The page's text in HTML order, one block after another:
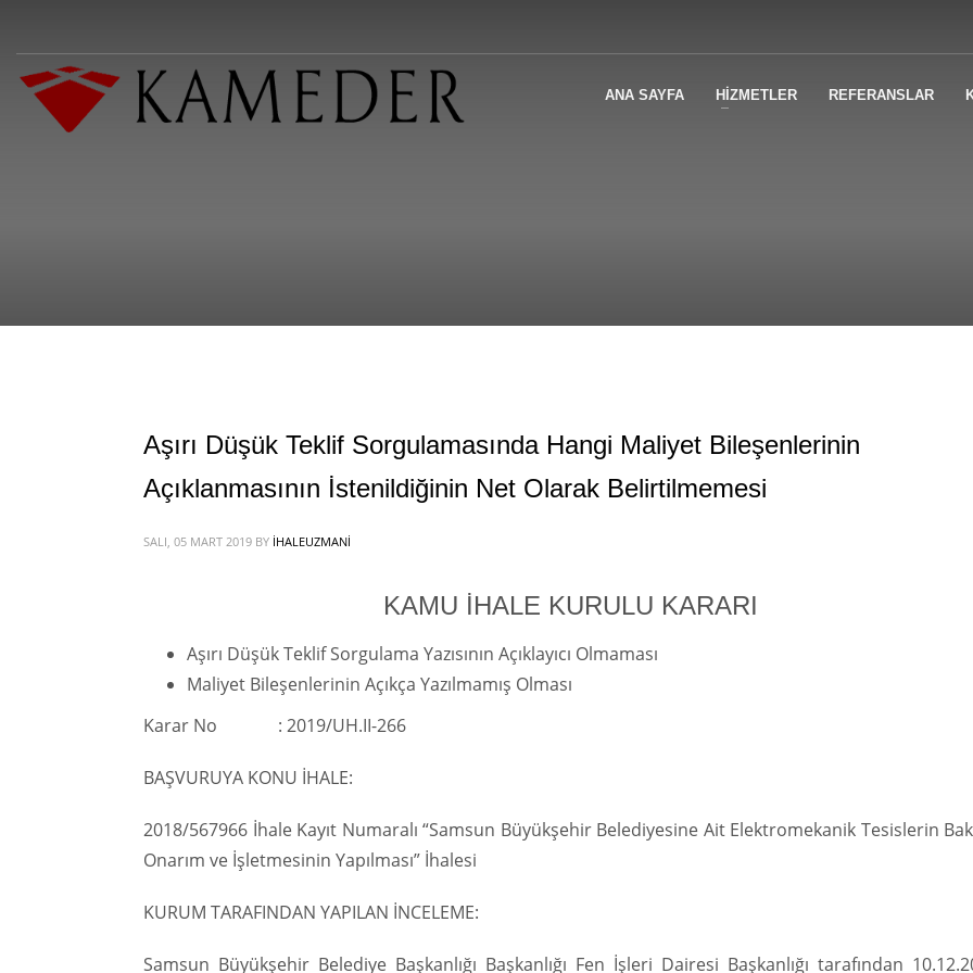
ANA SAYFA HİZMETLER REFERANSLAR
Aşırı Düşük Teklif Sorgulamasında Hangi Maliyet Bileşenlerinin
Açıklanmasının İstenildiğinin Net Olarak Belirtilmemesi
SALI, 05 MART 2019 BY IHALEUZMANI
KAMU İHALE KURULU KARARI
Aşırı Düşük Teklif Sorgulama Yazısının Açıklayıcı Olmaması
Maliyet Bileşenlerinin Açıkça Yazılmamış Olması
Karar No : 2019/UH.II-266
BAŞVURUYA KONU İHALE:
2018/567966 İhale Kayıt Numaralı “Samsun Büyükşehir Belediyesine Ait Elektromekanik Tesislerin
Onarım ve İşletmesinin Yapılması” İhalesi
KURUM TARAFINDAN YAPILAN İNCELEME:
Samsun Büyükşehir Belediye Başkanlığı Başkanlığı Fen İşleri Dairesi Başkanlığı tarafından